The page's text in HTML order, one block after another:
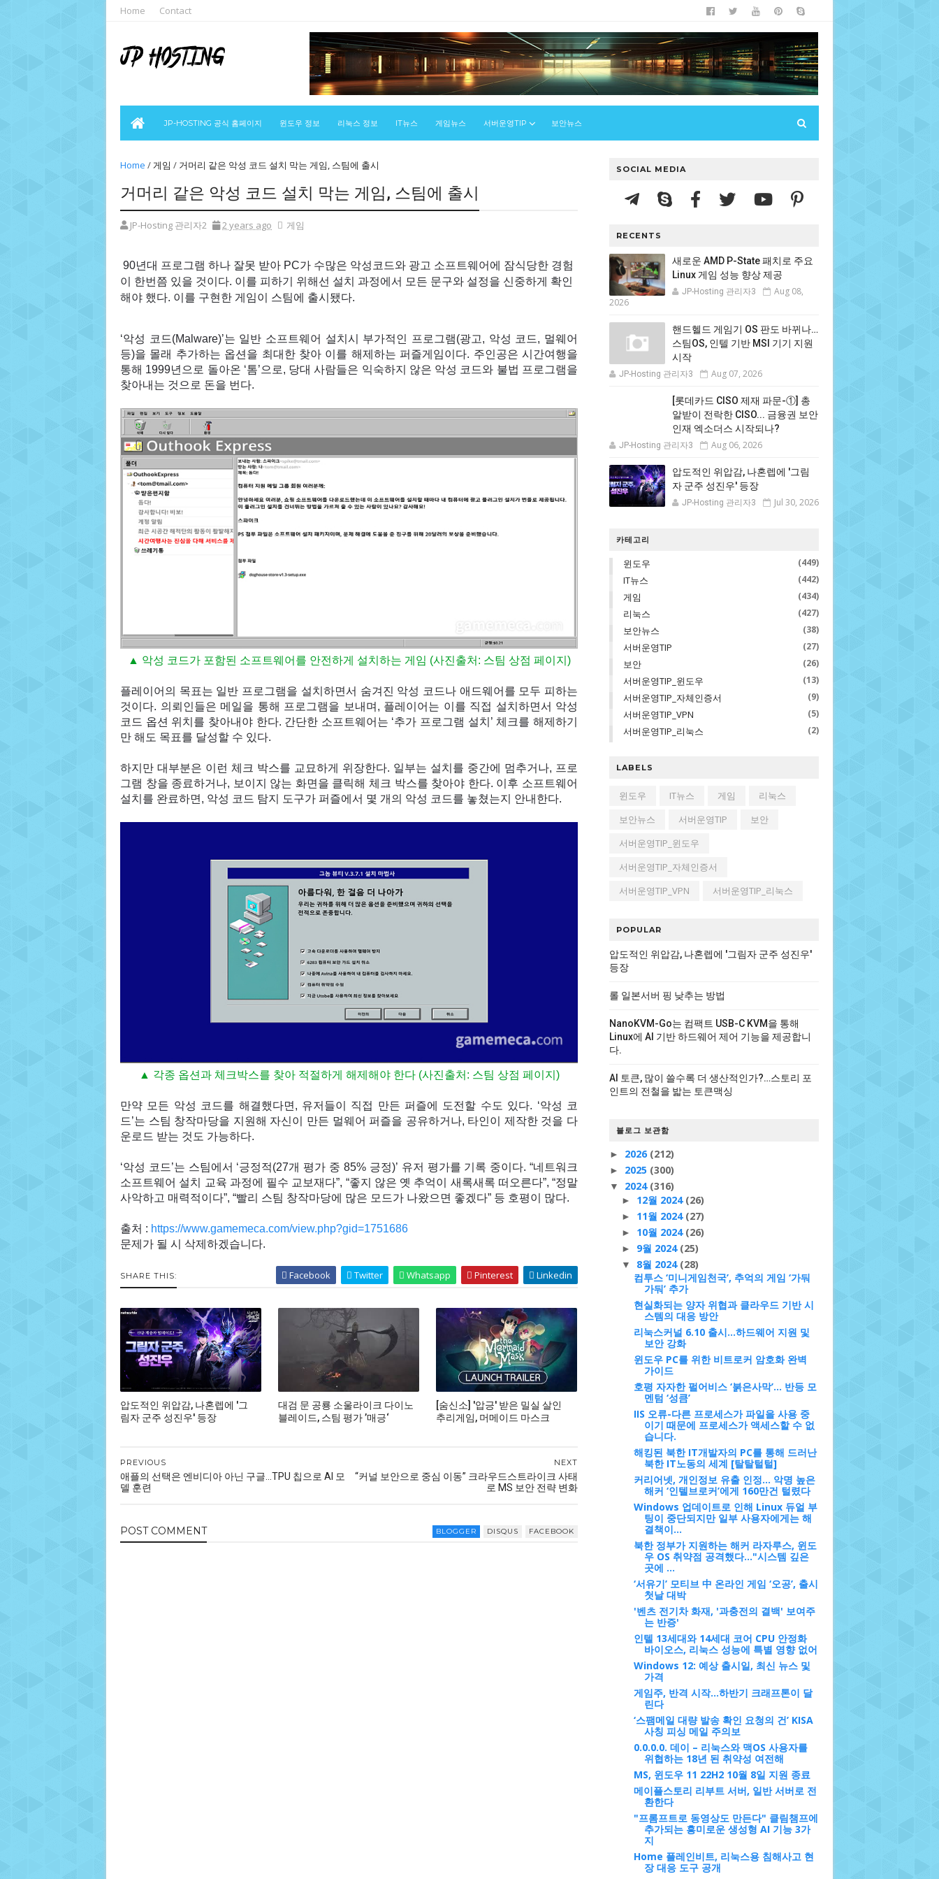
Home Contact
JP-HOSTING 공식 홈페이지 윈도우 정보 리눅스 정보 IT뉴스 게임뉴스 서버운영TIP 보안뉴스
Home /게임 / 거머리 같은 악성 코드 설치 막는 게임, 스팀에 출시
거머리 같은 악성 코드 설치 막는 게임, 스팀에 출시
JP-Hosting 관리자2 2 years ago 게임
90년대 프로그램 하나 잘못 받아 PC가 수많은 악성코드와 광고 소프트웨어에 잠식당한 경험
이 한번쯤 있을 것이다. 이를 피하기 위해선 설치 과정에서 모든 문구와 설정을 신중하게 확인
해야 했다. 이를 구현한 게임이 스팀에 출시됐다.
‘악성 코드(Malware)’는 일반 소프트웨어 설치시 부가적인 프로그램(광고, 악성 코드, 멀웨어
등)을 몰래 추가하는 옵션을 최대한 찾아 이를 해제하는 퍼즐게임이다. 주인공은 시간여행을
통해 1999년으로 돌아온 ‘톰’으로, 당대 사람들은 익숙하지 않은 악성 코드와 불법 프로그램을
찾아내는 것으로 돈을 번다.
▲ 악성 코드가 포함된 소프트웨어를 안전하게 설치하는 게임 (사진출처: 스팀 상점 페이지)
플레이어의 목표는 일반 프로그램을 설치하면서 숨겨진 악성 코드나 애드웨어를 모두 피하는
것이다. 의뢰인들은 메일을 통해 프로그램을 보내며, 플레이어는 이를 직접 설치하면서 악성
코드 옵션 위치를 찾아내야 한다. 간단한 소프트웨어는 ‘추가 프로그램 설치’ 체크를 해제하기
만 해도 목표를 달성할 수 있다.
하지만 대부분은 이런 체크 박스를 교묘하게 위장한다. 일부는 설치를 중간에 멈추거나, 프로
그램 창을 종료하거나, 보이지 않는 화면을 클릭해 체크 박스를 찾아야 한다. 이후 소프트웨어
설치를 완료하면, 악성 코드 탐지 도구가 퍼즐에서 몇 개의 악성 코드를 놓쳤는지 안내한다.
▲ 각종 옵션과 체크박스를 찾아 적절하게 해제해야 한다 (사진출처: 스팀 상점 페이지)
만약 모든 악성 코드를 해결했다면, 유저들이 직접 만든 퍼즐에 도전할 수도 있다. ‘악성 코
드’는 스팀 창작마당을 지원해 자신이 만든 멀웨어 퍼즐을 공유하거나, 타인이 제작한 것을 다
운로드 받는 것도 가능하다.
‘악성 코드’는 스팀에서 ‘긍정적(27개 평가 중 85% 긍정)’ 유저 평가를 기록 중이다. “네트워크
소프트웨어 설치 교육 과정에 필수 교보재다”, “좋지 않은 옛 추억이 새록새록 떠오른다”, “정말
사악하고 매력적이다”, “빨리 스팀 창작마당에 많은 모드가 나왔으면 좋겠다” 등 호평이 많다.
출처 : https://www.gamemeca.com/view.php?gid=1751686
문제가 될 시 삭제하겠습니다.
SHARE THIS: Facebook Twitter Whatsapp Pinterest Linkedin
압도적인 위압감, 나혼렙에 '그
림자 군주 성진우' 등장
대검 문 공룡 소울라이크 다이노
블레이드, 스팀 평가 ’매긍‘
[숨신소] '압긍' 받은 밀실 살인
추리게임, 머메이드 마스크
NEXT
“커널 보안으로 중심 이동” 크라우드스트라이크 사태
로 MS 보안 전략 변화
PREVIOUS
애플의 선택은 엔비디아 아닌 구글…TPU 칩으로 AI 모
델 훈련
POST COMMENT BLOGGER DISQUS FACEBOOK
SOCIAL MEDIA
RECENTS
새로운 AMD P-State 패치로 주요
Linux 게임 성능 향상 제공
JP-Hosting 관리자3
Aug 08,
2026
핸드헬드 게임기 OS 판도 바뀌나…
스팀OS, 인텔 기반 MSI 기기 지원
시작
JP-Hosting 관리자3 Aug 07, 2026
[롯데카드 CISO 제재 파문-①] 총
알받이 전락한 CISO... 금융권 보안
인재 엑소더스 시작되나?
JP-Hosting 관리자3 Aug 06, 2026
압도적인 위압감, 나혼렙에 '그림
자 군주 성진우' 등장
JP-Hosting 관리자3 Jul 30, 2026
카테고리
윈도우 (449)
IT뉴스 (442)
게임 (434)
리눅스 (427)
보안뉴스 (38)
서버운영TIP (27)
보안 (26)
서버운영TIP_윈도우 (13)
서버운영TIP_자체인증서 (9)
서버운영TIP_VPN (5)
서버운영TIP_리눅스 (2)
LABELS
윈도우 IT뉴스 게임
리눅스
보안뉴스
서버운영TIP
보안
서버운영TIP_윈도우
서버운영TIP_자체인증서
서버운영TIP_VPN
서버운영TIP_리눅스
POPULAR
압도적인 위압감, 나혼렙에 '그림자 군주 성진우'
등장
롤 일본서버 핑 낮추는 방법
NanoKVM-Go는 컴팩트 USB-C KVM을 통해
Linux에 AI 기반 하드웨어 제어 기능을 제공합니
다.
AI 토큰, 많이 쓸수록 더 생산적인가?…스토리 포
인트의 전철을 밟는 토큰맥싱
블로그 보관함
► 2026 (212)
► 2025 (300)
▼ 2024 (316)
► 12월 2024 (26)
► 11월 2024 (27)
► 10월 2024 (26)
► 9월 2024 (25)
▼ 8월 2024 (28)
컴투스 ‘미니게임천국’, 추억의 게임 ‘가둬
가둬’ 추가
현실화되는 양자 위협과 클라우드 기반 시
스템의 대응 방안
리눅스커널 6.10 출시...하드웨어 지원 및
보안 강화
윈도우 PC를 위한 비트로커 암호화 완벽
가이드
호평 자자한 펄어비스 ‘붉은사막’… 반등 모
멘텀 ‘성큼’
IIS 오류-다른 프로세스가 파일을 사용 중
이기 때문에 프로세스가 액세스할 수 없
습니다.
해킹된 북한 IT개발자의 PC를 통해 드러난
북한 IT노동의 세계 [탈탈털털]
커리어넷, 개인정보 유출 인정... 악명 높은
해커 ‘인텔브로커’에게 160만건 털렸다
Windows 업데이트로 인해 Linux 듀얼 부
팅이 중단되지만 일부 사용자에게는 해
결책이...
북한 정부가 지원하는 해커 라자루스, 윈도
우 OS 취약점 공격했다..."시스템 깊은
곳에 ...
‘서유기’ 모티브 中 온라인 게임 ‘오공’, 출시
첫날 대박
'벤츠 전기차 화재, '과충전의 결백' 보여주
는 반증'
인텔 13세대와 14세대 코어 CPU 안정화
바이오스, 리눅스 성능에 특별 영향 없어
Windows 12: 예상 출시일, 최신 뉴스 및
가격
게임주, 반격 시작...하반기 크래프톤이 달
린다
‘스팸메일 대량 발송 확인 요청의 건’ KISA
사칭 피싱 메일 주의보
0.0.0.0. 데이 – 리눅스와 맥OS 사용자를
위협하는 18년 된 취약성 여전해
MS, 윈도우 11 22H2 10월 8일 지원 종료
메이플스토리 리부트 서버, 일반 서버로 전
환한다
"프롬프트로 동영상도 만든다" 클림챔프에
추가되는 흥미로운 생성형 AI 기능 3가
지
Home 플레인비트, 리눅스용 침해사고 현
장 대응 도구 공개